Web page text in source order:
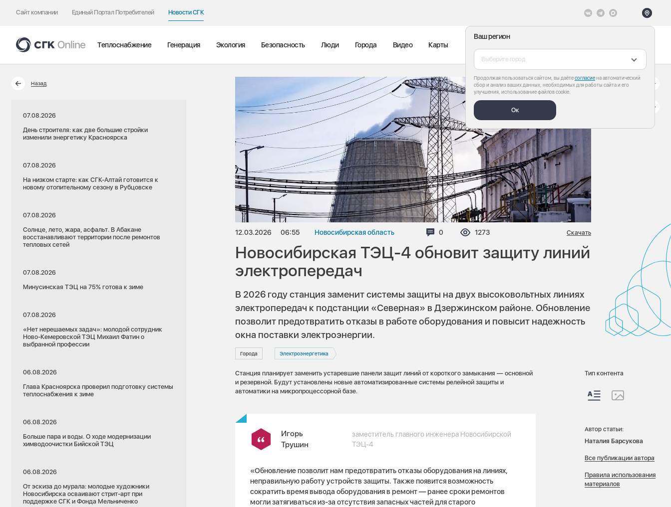
Сайт компании Единый Портал Потребителей Новости СГК
Ваш регион
Выберите город
Продолжая пользоваться сайтом, вы даётесогласиена автоматический
сбор и анализ ваших данных, необходимых для работы сайта и его
улучшения, использование файлов cookie.
Ок
Теплоснабжение Генерация Экология Безопасность Люди Города Видео Карты
Назад
07.08.2026
День строителя: как две большие стройки
изменили энергетику Красноярска
07.08.2026
На низком старте: как СГК-Алтай готовится к
новому отопительному сезону в Рубцовске
07.08.2026
Солнце, лето, жара, асфальт. В Абакане
восстанавливают территории после ремонтов
тепловых сетей
07.08.2026
Минусинская ТЭЦ на 75% готова к зиме
07.08.2026
«Нет нерешаемых задач»: молодой сотрудник
Ново-Кемеровской ТЭЦ Михаил Фатин о
выбранной профессии
06.08.2026
Глава Красноярска проверил подготовку системы
теплоснабжения к зиме
06.08.2026
Больше пара и воды. О ходе модернизации
химводоочистки Бийской ТЭЦ
06.08.2026
От эскиза до мурала: молодые художники
Новосибирска осваивают стрит-арт при
поддержке СГК и Фонда Мельниченко
12.03.2026 06:55 Новосибирская область Комментариев:
0 Просмотров:
1273 Скачать
Новосибирская ТЭЦ-4 обновит защиту линий
электропередач
В 2026 году станция заменит системы защиты на двух высоковольтных линиях
электропередач к подстанции «Северная» в Дзержинском районе. Обновление
позволит предотвратить отказы в работе оборудования и повысит надежность
окна поставки электроэнергии.
Города Электроэнергетика
Станция планирует заменить устаревшие панели защит линий от короткого замыкания — основной
и резервной. Будут установлены новые автоматизированные системы релейной защиты и
автоматики на микропроцессорной базе.
Игорь
Трушин
заместитель главного инженера Новосибирской
ТЭЦ-4
«Обновление позволит нам предотвратить отказы оборудования на линиях,
неправильную работу устройств защиты. Также появится возможность
сократить время вывода оборудования в ремонт — ранее сроки ремонтов
могли затягиваться из-за отсутствия запасных частей для старого
Тип контента
Автор статьи:
Наталия Барсукова
Все публикации автора
Правила использования
материалов